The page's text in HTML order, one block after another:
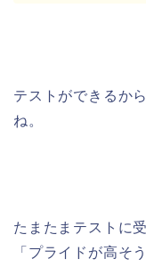
テストができるか
ね。
たまたまテストに
「プライドが高そ